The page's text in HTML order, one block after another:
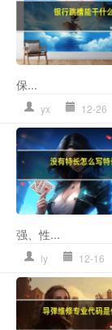
保...
yx 12-26
强、性...
ly 12-16